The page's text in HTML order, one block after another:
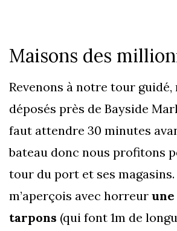
Maisons des
Revenons à notre tour guidé,
déposés près de Bayside
faut attendre 30 minutes
bateau donc nous profitons
tour du port et ses
m’aperçois avec horreur
tarpons (qui font 1m de